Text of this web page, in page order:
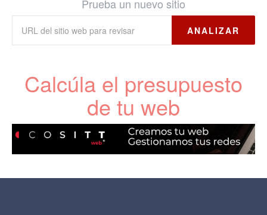
Prueba un nuevo sitio
ANALIZAR
Calcúla el presupuesto
de tu web